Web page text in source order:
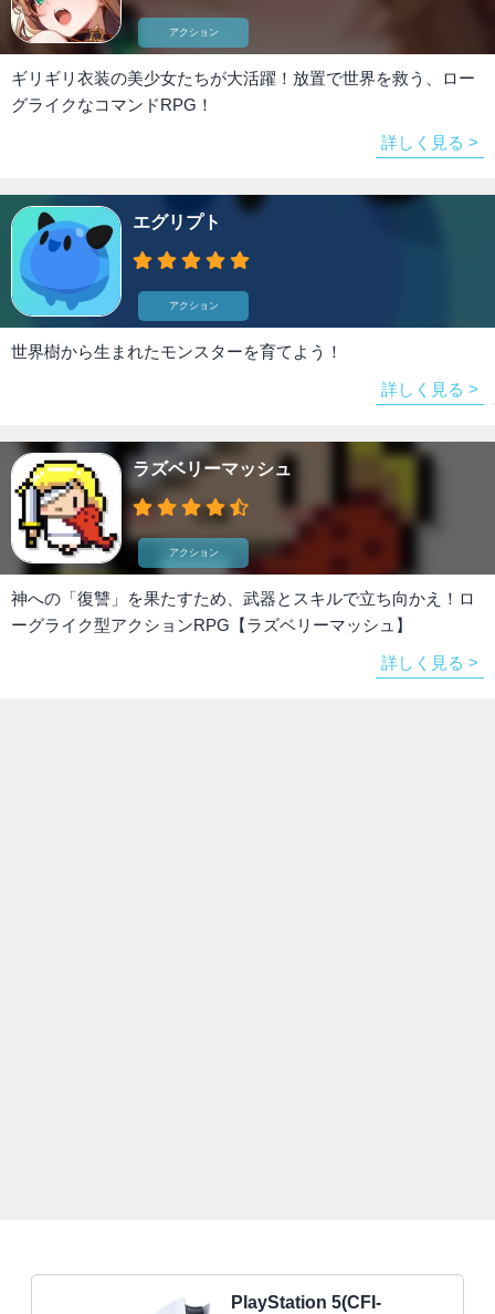
アクション
ギリギリ衣装の美少女たちが大活躍！放置で世界を救う、ロー
グライクなコマンドRPG！
詳しく見る >
エグリプト
アクション
世界樹から生まれたモンスターを育てよう！
詳しく見る >
ラズベリーマッシュ
アクション
神への「復讐」を果たすため、武器とスキルで立ち向かえ！ロ
ーグライク型アクションRPG【ラズベリーマッシュ】
詳しく見る >
PlayStation 5(CFI-